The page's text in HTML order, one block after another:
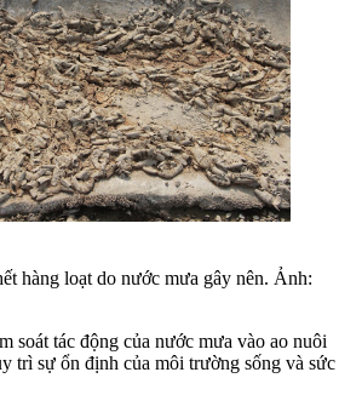
hàng loạt do nước mưa gây nên. Ảnh:
soát tác động của nước mưa vào ao nuôi
trì sự ổn định của môi trường sống và sức